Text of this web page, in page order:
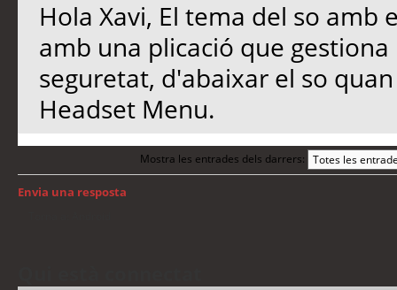
Hola Xavi, El tema del so amb
amb una plicació que
seguretat, d'abaixar el so
Headset Menu.
Mostra les entrades dels darrers:
Envia una resposta